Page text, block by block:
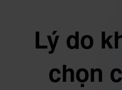
Lý do
chọn